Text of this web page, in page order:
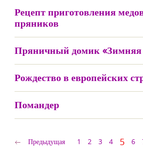
Рецепт приготовления
пряников
Пряничный домик «Зимняя
Рождество в европейских
Помандер
Предыдущая 1 2 3 4 5 6